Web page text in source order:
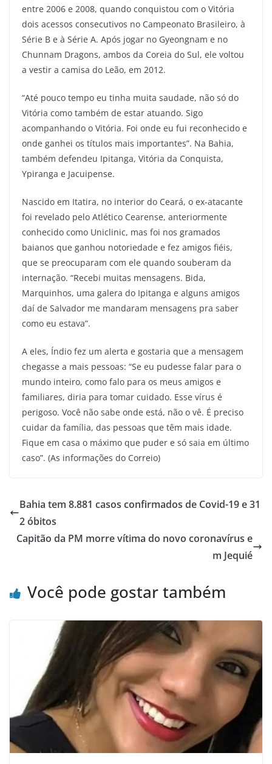
entre 2006 e 2008, quando conquistou com o Vitória
dois acessos consecutivos no Campeonato Brasileiro, à
Série B e à Série A. Após jogar no Gyeongnam e no
Chunnam Dragons, ambos da Coreia do Sul, ele voltou
a vestir a camisa do Leão, em 2012.
“Até pouco tempo eu tinha muita saudade, não só do
Vitória como também de estar atuando. Sigo
acompanhando o Vitória. Foi onde eu fui reconhecido e
onde ganhei os títulos mais importantes”. Na Bahia,
também defendeu Ipitanga, Vitória da Conquista,
Ypiranga e Jacuipense.
Nascido em Itatira, no interior do Ceará, o ex-atacante
foi revelado pelo Atlético Cearense, anteriormente
conhecido como Uniclinic, mas foi nos gramados
baianos que ganhou notoriedade e fez amigos fiéis,
que se preocuparam com ele quando souberam da
internação. “Recebi muitas mensagens. Bida,
Marquinhos, uma galera do Ipitanga e alguns amigos
daí de Salvador me mandaram mensagens pra saber
como eu estava”.
A eles, Índio fez um alerta e gostaria que a mensagem
chegasse a mais pessoas: “Se eu pudesse falar para o
mundo inteiro, como falo para os meus amigos e
familiares, diria para tomar cuidado. Esse vírus é
perigoso. Você não sabe onde está, não o vê. É preciso
cuidar da família, das pessoas que têm mais idade.
Fique em casa o máximo que puder e só saia em último
caso”. (As informações do Correio)
Bahia tem 8.881 casos confirmados de Covid-19 e 31
2 óbitos
Capitão da PM morre vítima do novo coronavírus e
m Jequié
Você pode gostar também